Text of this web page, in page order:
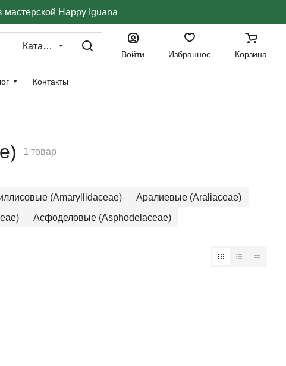
Happy Iguana
Каталог
Войти Избранное Корзина
Контакты
1 товар
(Amaryllidaceae)
Аралиевые (Araliaceae)
Асфоделовые (Asphodelaceae)